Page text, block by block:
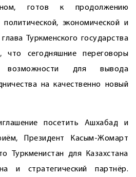
готов к продолжению
экономической и
Туркменского государства
что сегодняшние переговоры
для вывода
на качественно новый
посетить Ашхабад и
Президент Касым-Жомарт
Туркменистан для Казахстана
и стратегический партнёр.